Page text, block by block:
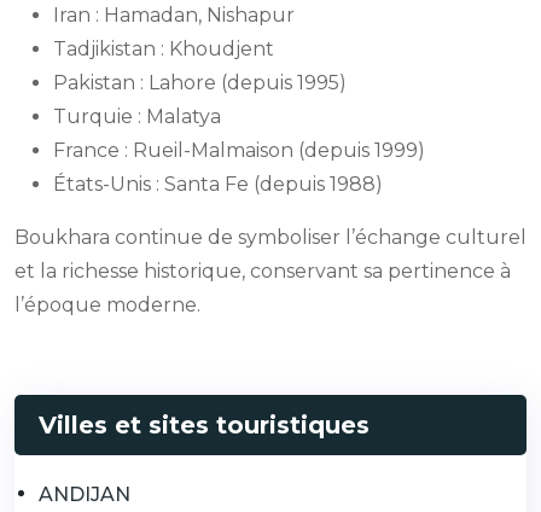
Iran : Hamadan, Nishapur
Tadjikistan : Khoudjent
Pakistan : Lahore (depuis 1995)
Turquie : Malatya
France : Rueil-Malmaison (depuis 1999)
États-Unis : Santa Fe (depuis 1988)
Boukhara continue de symboliser l’échange culturel
et la richesse historique, conservant sa pertinence à
l’époque moderne.
Villes et sites touristiques
ANDIJAN